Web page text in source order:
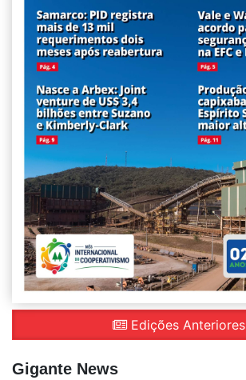
Edições Anteriores
Gigante News